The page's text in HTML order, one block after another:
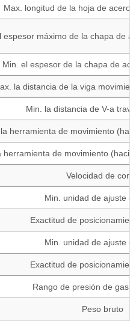
Max. longitud de la hoja de acero
espesor máximo de la chapa de
Min. el espesor de la chapa de
la distancia de la viga
Min. la distancia de V-a
herramienta de movimiento
de movimiento
Velocidad de corte:
Min. unidad de ajuste
Exactitud de
Min. unidad de ajuste
Exactitud de
Rango de presión de gas
Peso bruto